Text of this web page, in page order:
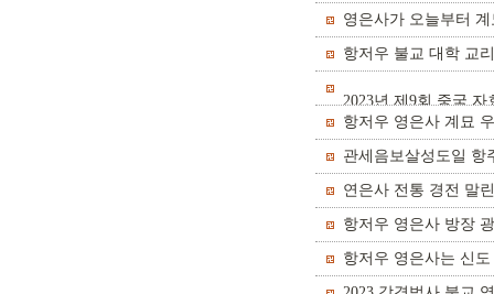
영은사가 오늘부터
항저우 불교 대학 교
2023년 제9회 중국
항저우 영은사 계묘
관세음보살성도일 항
연은사 전통 경전 말
항저우 영은사 방장
항저우 영은사는 신